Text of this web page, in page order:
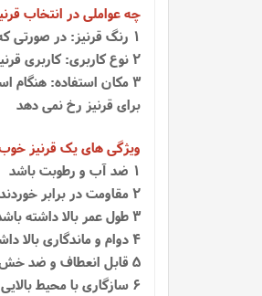
چه عواملی در انتخاب
1 رنگ قرنیز: در صورتی که رنگ قرنیز با رنگ کف و دیوار هماهنگی داشته باشد باعث زیبایی بیشتری خواهد شد
2 نوع کاربری: کاربری قرنیز ها در جاهای مختلف خانه مثل اتاق و هال متفاوت است و ممکن است لازم باشد قرنیز بر اساس اندازه و رنگ فرق کند.
3 مکان استفاده:
برای قرنیز رخ نمی دهد
ویژگی های یک قرنیز
1 ضد آب و رطوبت باشد
2 مقاومت در برابر خوردندگی حشرات داشته باشد
3 طول عمر بالا داشته باشد یا در برابر فرسودگی مقاومت کافی داشته باشد
4 دوام و ماندگاری بالا داشته باشد
5 قابل انعطاف و ضد خش و ضد ضربه باشد
6 سازگاری با محیط بالایی داشته باشد (مثلا در جایی که رطوبت بالا است قرنیز خراب نشود)